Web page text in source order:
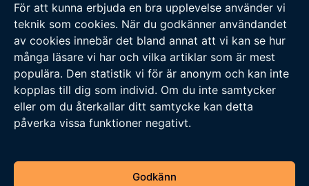
För att kunna erbjuda en bra upplevelse använder vi
teknik som cookies. När du godkänner användandet
av cookies innebär det bland annat att vi kan se hur
många läsare vi har och vilka artiklar som är mest
populära. Den statistik vi för är anonym och kan inte
kopplas till dig som individ. Om du inte samtycker
eller om du återkallar ditt samtycke kan detta
påverka vissa funktioner negativt.
Godkänn
Tipsa oss
Vi tar tacksamt emot tips på nyheter och
händelser som vi borde skriva om. Skicka ditt
tips till följande adress:
tipsa@veckansnyheter.se
https://umebladet.se